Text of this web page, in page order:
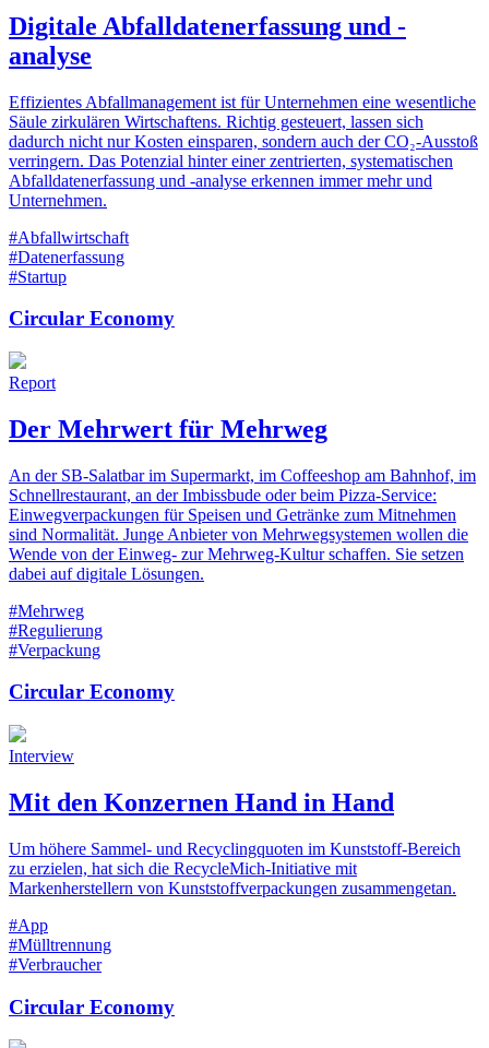
Digitale Abfalldatenerfassung und -
analyse
Effizientes Abfallmanagement ist für Unternehmen eine wesentliche
Säule zirkulären Wirtschaftens. Richtig gesteuert, lassen sich
dadurch nicht nur Kosten einsparen, sondern auch der CO₂-Ausstoß
verringern. Das Potenzial hinter einer zentrierten, systematischen
Abfalldatenerfassung und -analyse erkennen immer mehr und
Unternehmen.
#Abfallwirtschaft
#Datenerfassung
#Startup
Circular Economy
Report
Der Mehrwert für Mehrweg
An der SB-Salatbar im Supermarkt, im Coffeeshop am Bahnhof, im
Schnellrestaurant, an der Imbissbude oder beim Pizza-Service:
Einwegverpackungen für Speisen und Getränke zum Mitnehmen
sind Normalität. Junge Anbieter von Mehrwegsystemen wollen die
Wende von der Einweg- zur Mehrweg-Kultur schaffen. Sie setzen
dabei auf digitale Lösungen.
#Mehrweg
#Regulierung
#Verpackung
Circular Economy
Interview
Mit den Konzernen Hand in Hand
Um höhere Sammel- und Recyclingquoten im Kunststoff-Bereich
zu erzielen, hat sich die RecycleMich-Initiative mit
Markenherstellern von Kunststoffverpackungen zusammengetan.
#App
#Mülltrennung
#Verbraucher
Circular Economy